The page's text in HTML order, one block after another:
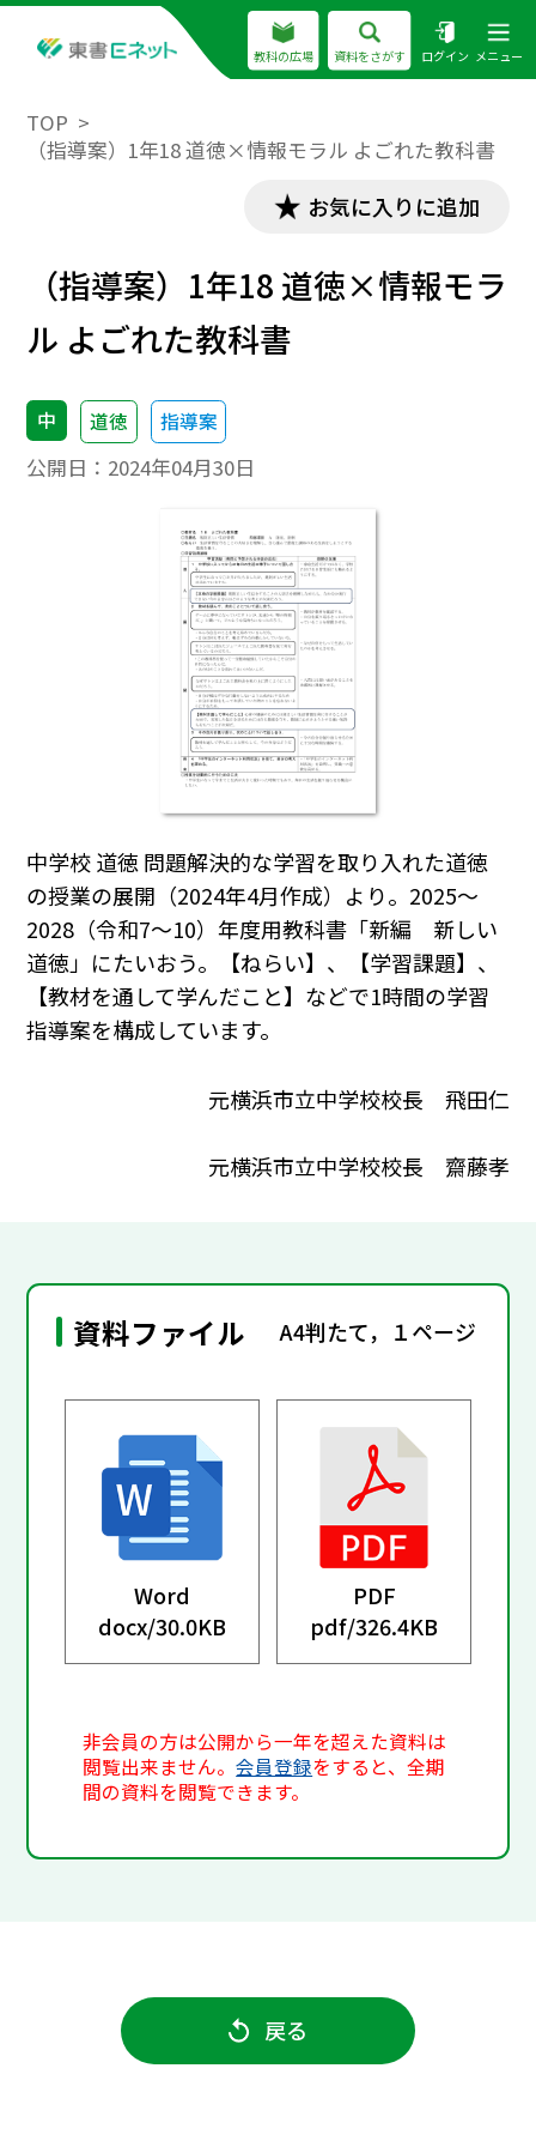
教科の広場 資料をさがす ログイン メニュー
TOP
（指導案）1年18 道徳×情報モラル よごれた教科書
お気に入りに追加
（指導案）1年18 道徳×情報モラ
ル よごれた教科書
中 道徳 指導案
公開日： 2024年04月30日
中学校 道徳 問題解決的な学習を取り入れた道徳
の授業の展開（2024年4月作成）より。2025～
2028（令和7～10）年度用教科書「新編 新しい
道徳」にたいおう。【ねらい】、【学習課題】、
【教材を通して学んだこと】などで1時間の学習
指導案を構成しています。
元横浜市立中学校校長 飛田仁
元横浜市立中学校校長 齋藤孝
資料ファイル A4判たて，１ページ
Word
docx/30.0KB
PDF
pdf/326.4KB
非会員の方は公開から一年を超えた資料は
閲覧出来ません。会員登録をすると、全期
間の資料を閲覧できます。
戻る